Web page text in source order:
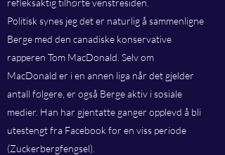
Politisk synes jeg det er naturlig å sammenligne
Berge med den canadiske konservative
rapperen Tom MacDonald. Selv om
MacDonald er i en annen liga når det gjelder
antall følgere, er også Berge aktiv i sosiale
medier. Han har gjentatte ganger opplevd å bli
utestengt fra Facebook for en viss periode
(Zuckerbergfengsel).